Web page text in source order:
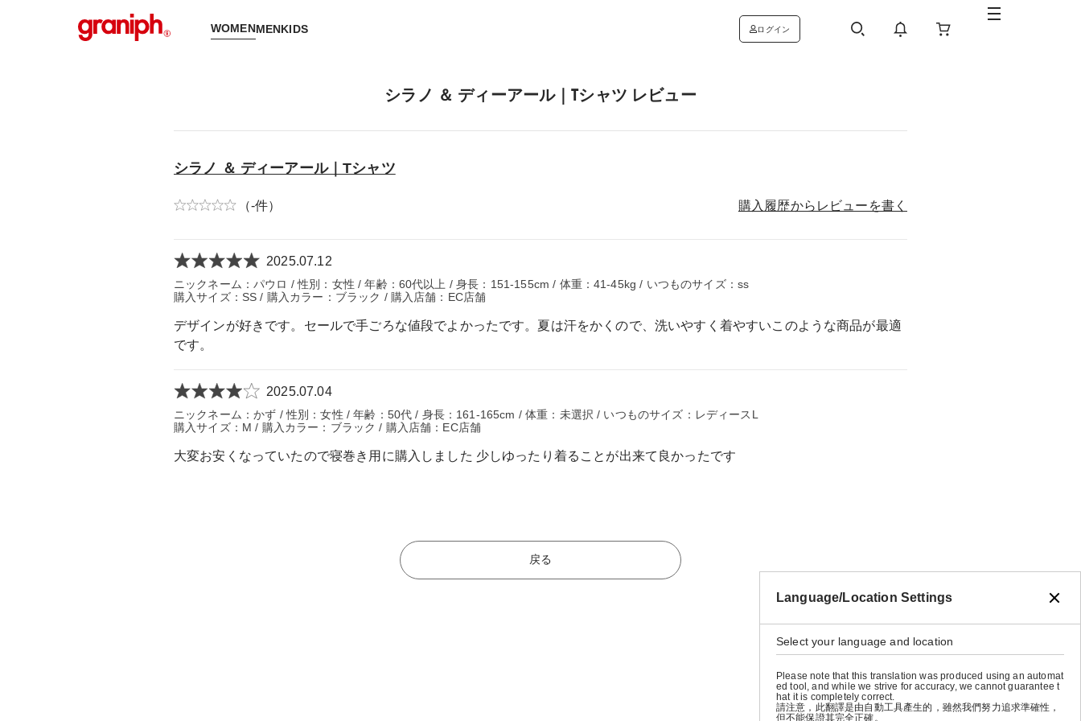
WOMENMENKIDS ログイン
シラノ ＆ ディーアール｜Tシャツ レビュー
シラノ ＆ ディーアール｜Tシャツ
（-件） 購入履歴からレビューを書く
2025.07.12
ニックネーム：パウロ / 性別：女性 / 年齢：60代以上 / 身長：151-155cm / 体重：41-45kg / いつものサイズ：ss
購入サイズ：SS / 購入カラー：ブラック / 購入店舗：EC店舗
デザインが好きです。セールで手ごろな値段でよかったです。夏は汗をかくので、洗いやすく着やすいこのような商品が最適
です。
2025.07.04
ニックネーム：かず / 性別：女性 / 年齢：50代 / 身長：161-165cm / 体重：未選択 / いつものサイズ：レディースL
購入サイズ：M / 購入カラー：ブラック / 購入店舗：EC店舗
大変お安くなっていたので寝巻き用に購入しました 少しゆったり着ることが出来て良かったです
戻る
Language/Location Settings
Select your language and location
Please note that this translation was produced using an automat
ed tool, and while we strive for accuracy, we cannot guarantee t
hat it is completely correct.
請注意，此翻譯是由自動工具產生的，雖然我們努力追求準確性，
但不能保證其完全正確。